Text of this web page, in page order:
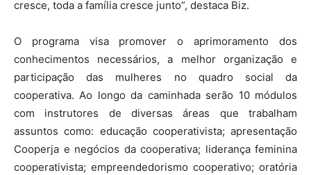
cresce, toda a família cresce junto”, destaca Biz.
O programa visa promover o aprimoramento dos
conhecimentos necessários, a melhor organização e
participação das mulheres no quadro social da
cooperativa. Ao longo da caminhada serão 10 módulos
com instrutores de diversas áreas que trabalham
assuntos como: educação cooperativista; apresentação
Cooperja e negócios da cooperativa; liderança feminina
cooperativista; empreendedorismo cooperativo; oratória